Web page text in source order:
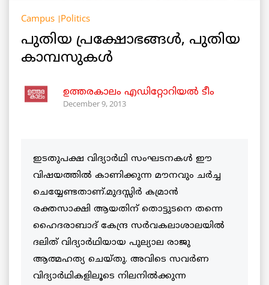
Campus Politics
പുതിയ പ്രക്ഷോഭങ്ങള്‍, പുതിയ
കാമ്പസുകള്‍
ഉത്തരകാലം എഡിറ്റോറിയല്‍ ടീം
December 9, 2013
ഇടതുപക്ഷ വിദ്യാര്‍ഥി സംഘടനകള്‍ ഈ
വിഷയത്തില്‍ കാണിക്കുന്ന മൗനവും ചര്‍ച്ച
ചെയ്യേണ്ടതാണ്.മുദസ്സിര്‍ കമ്രാന്‍
രക്തസാക്ഷി ആയതിന് തൊട്ടുടനെ തന്നെ
ഹൈദരാബാദ് കേന്ദ്ര സര്‍വകലാശാലയില്‍
ദലിത് വിദ്യാര്‍ഥിയായ പുല്യാല രാജു
ആത്മഹത്യ ചെയ്തു. അവിടെ സവര്‍ണ
വിദ്യാര്‍ഥികളിലൂടെ നിലനില്‍ക്കുന്ന